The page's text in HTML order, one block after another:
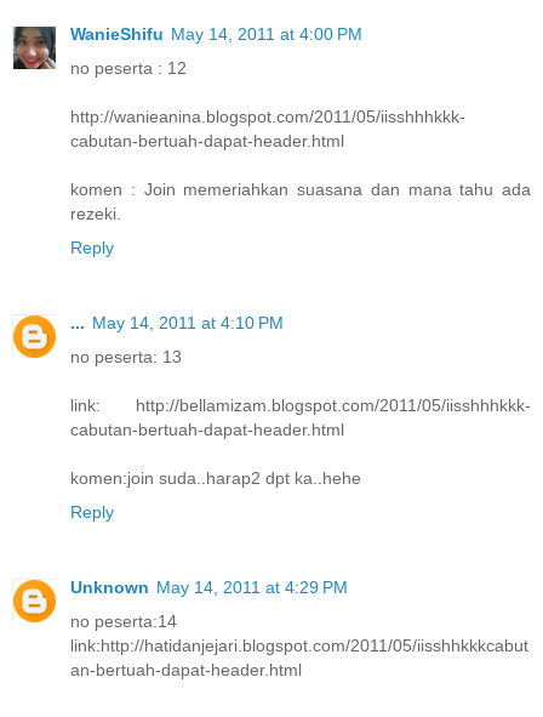
WanieShifu May 14, 2011 at 4:00 PM
no peserta : 12
http://wanieanina.blogspot.com/2011/05/iisshhhkkk-
cabutan-bertuah-dapat-header.html
komen : Join memeriahkan suasana dan mana tahu ada
rezeki.
Reply
... May 14, 2011 at 4:10 PM
no peserta: 13
link: http://bellamizam.blogspot.com/2011/05/iisshhhkkk-
cabutan-bertuah-dapat-header.html
komen:join suda..harap2 dpt ka..hehe
Reply
Unknown May 14, 2011 at 4:29 PM
no peserta:14
link:http://hatidanjejari.blogspot.com/2011/05/iisshhkkkcabut
an-bertuah-dapat-header.html